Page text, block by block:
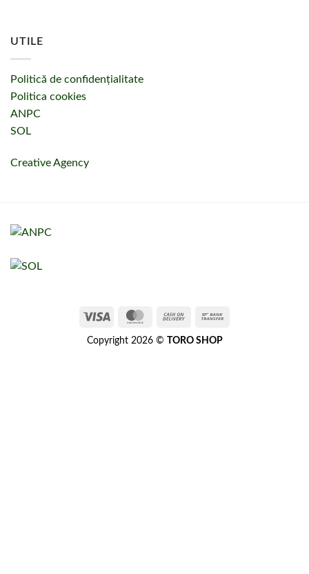
UTILE
Politică de confidențialitate
Politica cookies
ANPC
SOL
Creative Agency
Copyright 2026 © TORO SHOP